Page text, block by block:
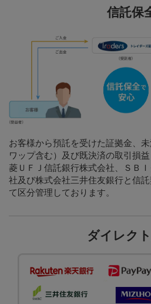
信託保
お客様から預託を受けた証拠金、
ワップ含む）及び既決済の取引損
菱ＵＦＪ信託銀行株式会社、ＳＢ
社及び株式会社三井住友銀行と信
て区分管理しております。
ダイレク